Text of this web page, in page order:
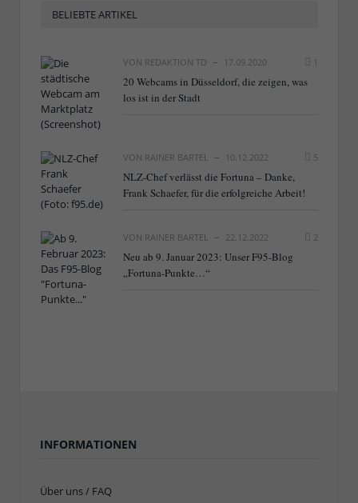
BELIEBTE ARTIKEL
VON REDAKTION TD 17.09.2020 1
20 Webcams in Düsseldorf, die zeigen, was
los ist in der Stadt
VON RAINER BARTEL 10.12.2022 5
NLZ-Chef verlässt die Fortuna – Danke,
Frank Schaefer, für die erfolgreiche Arbeit!
VON RAINER BARTEL 22.12.2022 2
Neu ab 9. Januar 2023: Unser F95-Blog
„Fortuna-Punkte…“
INFORMATIONEN
Über uns / FAQ